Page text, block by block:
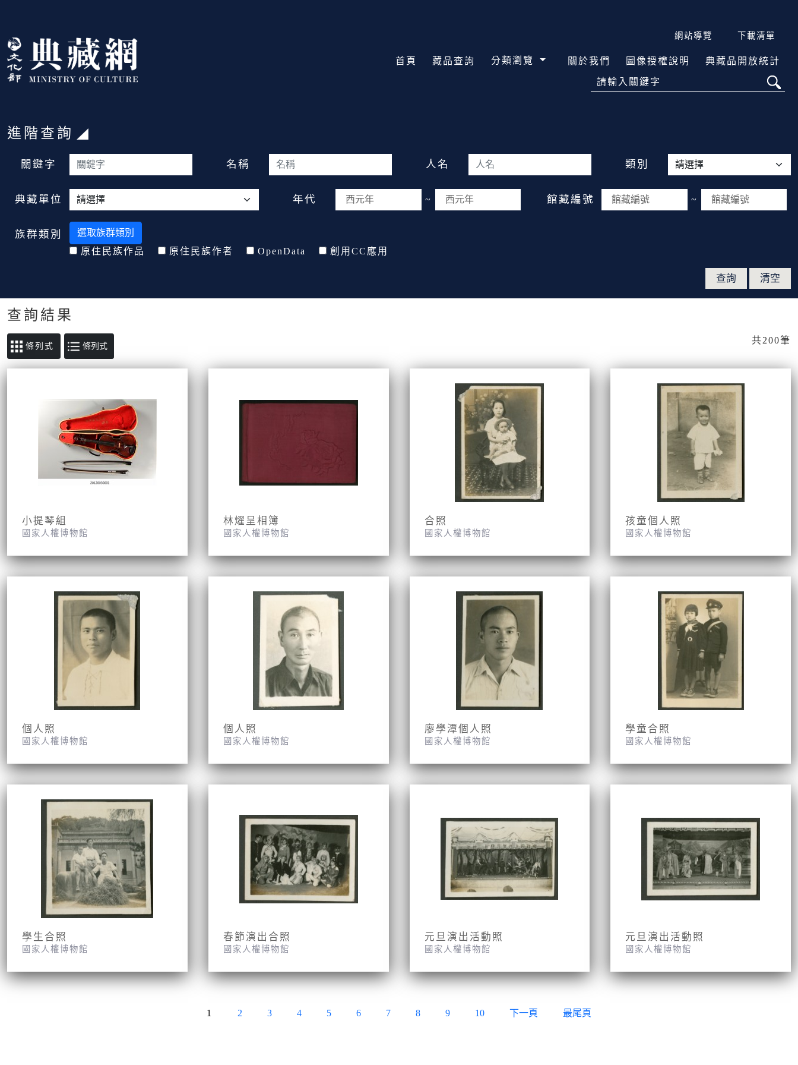
:::
網站導覽 下載清單
首頁 藏品查詢 分類瀏覽 關於我們 圖像授權說明 典藏品開放統計
請輸入關鍵字
:::
進階查詢
關鍵字 名稱 人名 類別
典藏單位 年代 ~ 館藏編號 ~
族群類別
選取族群類別
原住民族作品
原住民族作者 OpenData 創用CC應用
查詢結果
條列式
共200筆
小提琴組
國家人權博物館
林燿呈相簿
國家人權博物館
合照
國家人權博物館
孩童個人照
國家人權博物館
個人照
國家人權博物館
個人照
國家人權博物館
廖學潭個人照
國家人權博物館
學童合照
國家人權博物館
學生合照
國家人權博物館
春節演出合照
國家人權博物館
元旦演出活動照
國家人權博物館
元旦演出活動照
國家人權博物館
1 2 3 4 5 6 7 8 9 10 下一頁 最尾頁